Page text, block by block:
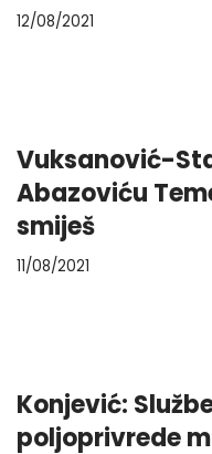
12/08/2021
Vuksanović-
Abazoviću
smiješ
11/08/2021
Konjević:
poljoprivrede